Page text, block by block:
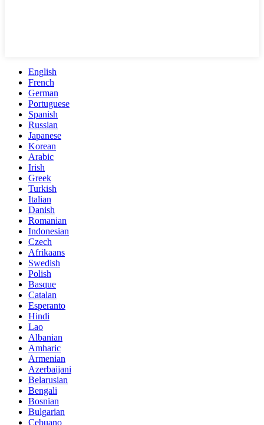
English
French
German
Portuguese
Spanish
Russian
Japanese
Korean
Arabic
Irish
Greek
Turkish
Italian
Danish
Romanian
Indonesian
Czech
Afrikaans
Swedish
Polish
Basque
Catalan
Esperanto
Hindi
Lao
Albanian
Amharic
Armenian
Azerbaijani
Belarusian
Bengali
Bosnian
Bulgarian
Cebuano